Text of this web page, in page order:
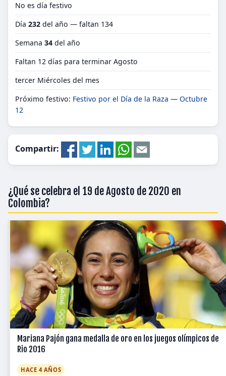
No es día festivo
Día 232 del año — faltan 134
Semana 34 del año
Faltan 12 días para terminar Agosto
tercer Miércoles del mes
Próximo festivo: Festivo por el Día de la Raza — Octubre
12
Compartir:
¿Qué se celebra el 19 de Agosto de 2020 en
Colombia?
Mariana Pajón gana medalla de oro en los juegos olímpicos de
Rio 2016
HACE 4 AÑOS